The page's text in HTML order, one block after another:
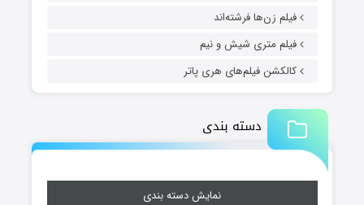
فیلم زن‌ها فرشته‌اند
فیلم متری شیش و نیم
کالکشن فیلم‌های هری پاتر
دسته بندی
نمایش دسته بندی